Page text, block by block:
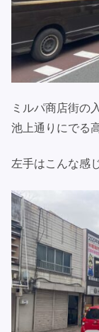
ミルパ商店街の
池上通りにでる
左手はこんな感じ